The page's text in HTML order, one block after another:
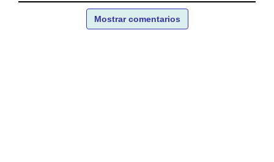
Mostrar comentarios